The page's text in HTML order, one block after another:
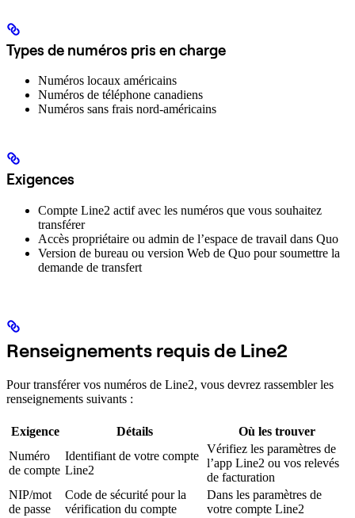
Types de numéros pris en charge
Numéros locaux américains
Numéros de téléphone canadiens
Numéros sans frais nord-américains
Exigences
Compte Line2 actif avec les numéros que vous souhaitez
transférer
Accès propriétaire ou admin de l’espace de travail dans Quo
Version de bureau ou version Web de Quo pour soumettre la
demande de transfert
Renseignements requis de Line2
Pour transférer vos numéros de Line2, vous devrez rassembler les
renseignements suivants :
Exigence Détails
Où les trouver
Numéro
de compte
Identifiant de votre compte
Line2
Vérifiez les paramètres de
l’app Line2 ou vos relevés
de facturation
NIP/mot
de passe
Code de sécurité pour la
vérification du compte
Dans les paramètres de
votre compte Line2